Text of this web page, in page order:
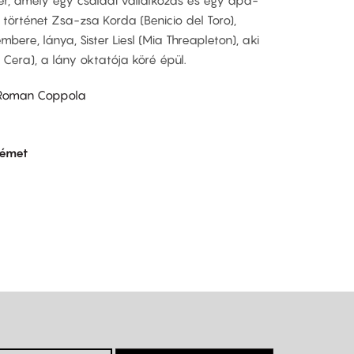
Zsa-zsa Korda (Benicio del Toro),
lánya, Sister Liesl (Mia Threapleton), aki
Cera), a lány oktatója köré épül.
Coppola